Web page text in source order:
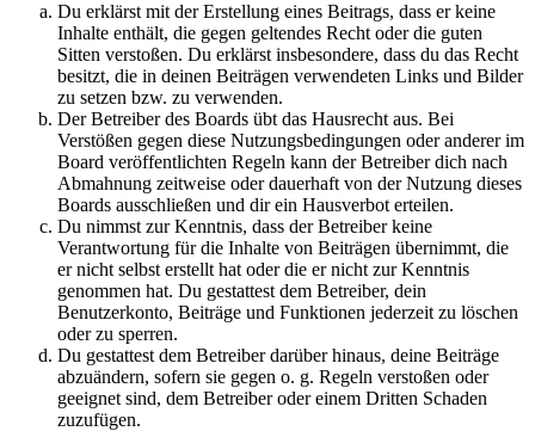
Du erklärst mit der Erstellung eines Beitrags, dass er keine
Inhalte enthält, die gegen geltendes Recht oder die guten
Sitten verstoßen. Du erklärst insbesondere, dass du das Recht
besitzt, die in deinen Beiträgen verwendeten Links und Bilder
zu setzen bzw. zu verwenden.
Der Betreiber des Boards übt das Hausrecht aus. Bei
Verstößen gegen diese Nutzungsbedingungen oder anderer im
Board veröffentlichten Regeln kann der Betreiber dich nach
Abmahnung zeitweise oder dauerhaft von der Nutzung dieses
Boards ausschließen und dir ein Hausverbot erteilen.
Du nimmst zur Kenntnis, dass der Betreiber keine
Verantwortung für die Inhalte von Beiträgen übernimmt, die
er nicht selbst erstellt hat oder die er nicht zur Kenntnis
genommen hat. Du gestattest dem Betreiber, dein
Benutzerkonto, Beiträge und Funktionen jederzeit zu löschen
oder zu sperren.
Du gestattest dem Betreiber darüber hinaus, deine Beiträge
abzuändern, sofern sie gegen o. g. Regeln verstoßen oder
geeignet sind, dem Betreiber oder einem Dritten Schaden
zuzufügen.